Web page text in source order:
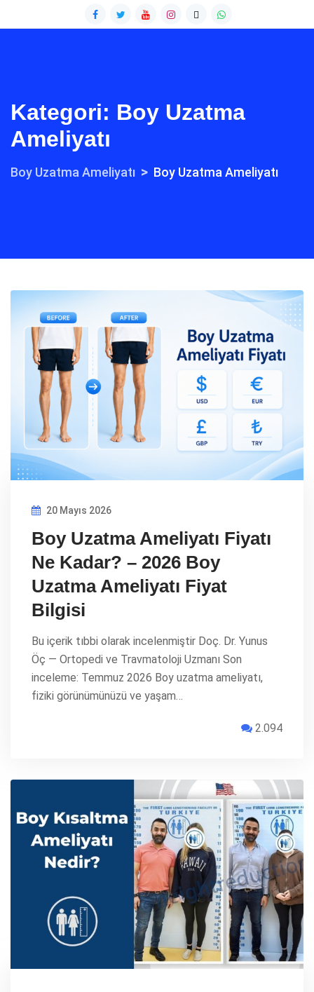
Kategori: Boy Uzatma
Ameliyatı
Boy Uzatma Ameliyatı > Boy Uzatma Ameliyatı
20 Mayıs 2026
Boy Uzatma Ameliyatı Fiyatı
Ne Kadar? – 2026 Boy
Uzatma Ameliyatı Fiyat
Bilgisi
Bu içerik tıbbi olarak incelenmiştir Doç. Dr. Yunus
Öç — Ortopedi ve Travmatoloji Uzmanı Son
inceleme: Temmuz 2026 Boy uzatma ameliyatı,
fiziki görünümünüzü ve yaşam…
2.094